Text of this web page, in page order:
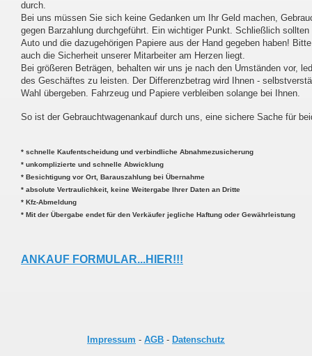
durch.
Bei uns müssen Sie sich keine Gedanken um Ihr Geld machen,
gegen Barzahlung durchgeführt. Ein wichtiger Punkt. Schließlich
Auto und die dazugehörigen Papiere aus der Hand gegeben haben!
auch die Sicherheit unserer Mitarbeiter am Herzen liegt.
Bei größeren Beträgen, behalten wir uns je nach den Umständen vor,
des Geschäftes zu leisten. Der Differenzbetrag wird Ihnen -
Wahl übergeben. Fahrzeug und Papiere verbleiben solange bei Ihnen.
So ist der Gebrauchtwagenankauf durch uns, eine sichere Sache für
* schnelle Kaufentscheidung und verbindliche Abnahmezusicherung
* unkomplizierte und schnelle Abwicklung
* Besichtigung vor Ort, Barauszahlung bei Übernahme
* absolute Vertraulichkeit, keine Weitergabe Ihrer Daten an Dritte
* Kfz-Abmeldung
* Mit der Übergabe endet für den Verkäufer jegliche Haftung oder Gewährleistung
ANKAUF FORMULAR...HIER!!!
Impressum - AGB - Datenschutz